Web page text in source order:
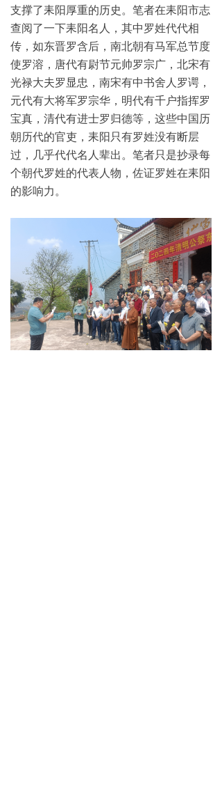
支撑了耒阳厚重的历史。笔者在耒阳市志
查阅了一下耒阳名人，其中罗姓代代相
传，如东晋罗含后，南北朝有马军总节度
使罗溶，唐代有尉节元帅罗宗广，北宋有
光禄大夫罗显忠，南宋有中书舍人罗谔，
元代有大将军罗宗华，明代有千户指挥罗
宝真，清代有进士罗归德等，这些中国历
朝历代的官吏，耒阳只有罗姓没有断层
过，几乎代代名人辈出。笔者只是抄录每
个朝代罗姓的代表人物，佐证罗姓在耒阳
的影响力。